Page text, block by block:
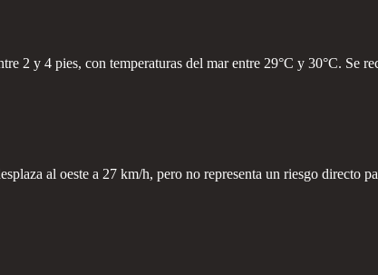
2 y 4 pies, con temperaturas del mar entre 29°C y 30°C. Se
al oeste a 27 km/h, pero no representa un riesgo